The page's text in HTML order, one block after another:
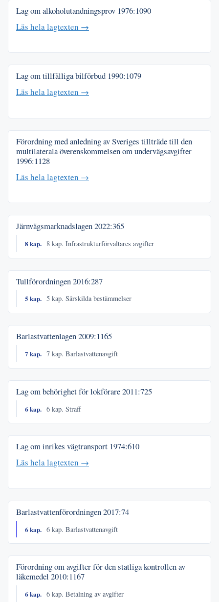
Lag om alkoholutandningsprov 1976:1090
Läs hela lagtexten →
Lag om tillfälliga bilförbud 1990:1079
Läs hela lagtexten →
Förordning med anledning av Sveriges tillträde till den
multilaterala överenskommelsen om undervägsavgifter
1996:1128
Läs hela lagtexten →
Järnvägsmarknadslagen2022:365
8 kap. 8 kap. Infrastrukturförvaltares avgifter
Tullförordningen2016:287
5 kap. 5 kap. Särskilda bestämmelser
Barlastvattenlagen2009:1165
7 kap. 7 kap. Barlastvattenavgift
Lag om behörighet för lokförare2011:725
6 kap. 6 kap. Straff
Lag om inrikes vägtransport 1974:610
Läs hela lagtexten →
Barlastvattenförordningen2017:74
6 kap. 6 kap. Barlastvattenavgift
Förordning om avgifter för den statliga kontrollen av
läkemedel 2010:1167
6 kap. 6 kap. Betalning av avgifter